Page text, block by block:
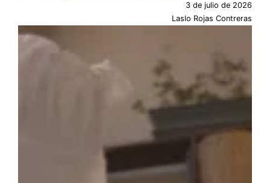
3 de julio de 2026
Laslo Rojas Contreras